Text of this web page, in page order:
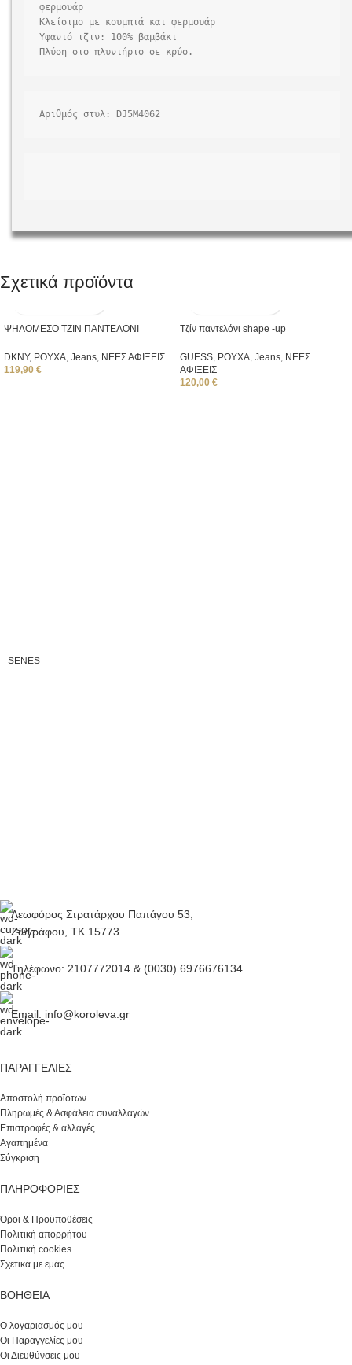
φερμουάρ
Κλείσιμο με κουμπιά και φερμουάρ
Υφαντό τζιν: 100% βαμβάκι
Αριθμός στυλ: DJ5M4062
Σχετικά προϊόντα
ΨΗΛΟΜΕΣΟ ΤΖΙΝ ΠΑΝΤΕΛΟΝΙ
DKNY, ΡΟΥΧΑ Jeans ΝΕΕΣ ΑΦΙΞΕΙΣ
119,90 €
Tζίν παντελόνι shape -up
GUESS ΡΟΥΧΑ Jeans ΝΕΕΣ
ΑΦΙΞΕΙΣ
120,00 €
SENES
Λεωφόρος Στρατάρχου Παπάγου 53,
Ζωγράφου, ΤΚ 15773
Τηλέφωνο: 2107772014 & (0030) 6976676134
Email: info@koroleva.gr
ΠΑΡΑΓΓΕΛΊΕΣ
Αποστολή προϊότων
Πληρωμές & Ασφάλεια συναλλαγών
Επιστροφές & αλλαγές
Αγαπημένα
Σύγκριση
ΠΛΗΡΟΦΟΡΙΕΣ
Όροι & Προϋποθέσεις
Πολιτική απορρήτου
Πολιτική cookies
Σχετικά με εμάς
ΒΟΉΘΕΙΑ
Ο λογαριασμός μου
Οι Παραγγελίες μου
Οι Διευθύνσεις μου